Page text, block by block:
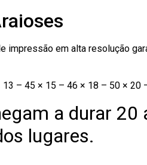
impressão em alta resolução
– 45 × 15 – 46 × 18 – 50 × 20
a durar 20
lugares.